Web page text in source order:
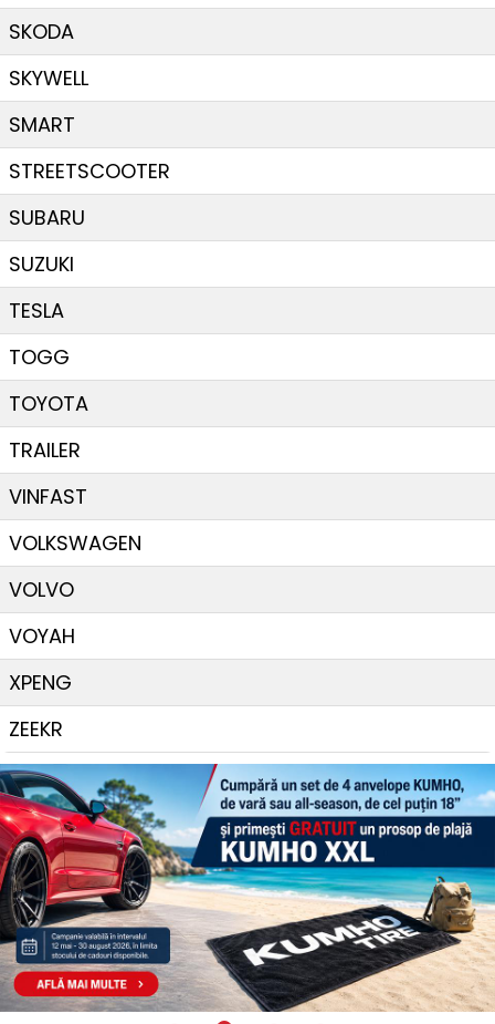
SKODA
SKYWELL
SMART
STREETSCOOTER
SUBARU
SUZUKI
TESLA
TOGG
TOYOTA
TRAILER
VINFAST
VOLKSWAGEN
VOLVO
VOYAH
XPENG
ZEEKR